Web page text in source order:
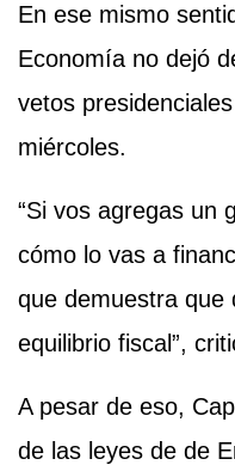
En ese mismo
Economía no dejó
vetos
miércoles.
“Si vos agregas un
cómo lo vas a
que demuestra que
equilibrio fiscal”,
A pesar de eso,
de las leyes de de